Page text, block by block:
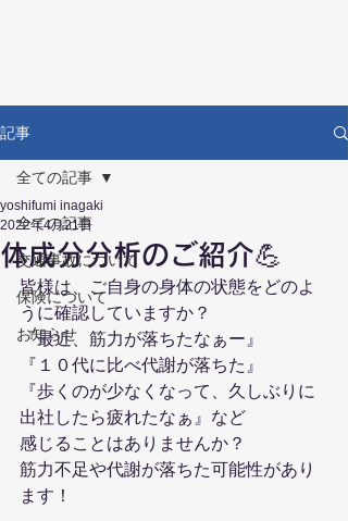
記事
全ての記事
交通事故について
保険について
お知らせ
全ての記事
体成分分析のご紹介💪
yoshifumi inagaki
2022年4月21日
皆様は、ご自身の身体の状態をどのよ
うに確認していますか？
『最近、筋力が落ちたなぁー』
『１０代に比べ代謝が落ちた』
『歩くのが少なくなって、久しぶりに
出社したら疲れたなぁ』など
感じることはありませんか？
筋力不足や代謝が落ちた可能性があり
ます！